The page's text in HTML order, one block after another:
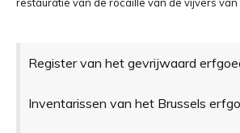
Register van het gevrijwaard
Inventarissen van het Brussels